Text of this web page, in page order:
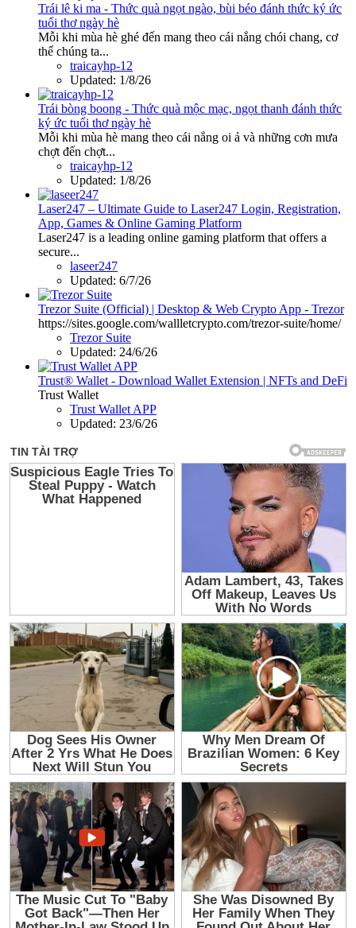
Trái lê ki ma - Thức quà ngọt ngào, bùi béo đánh thức ký ức
tuổi thơ ngày hè
Mỗi khi mùa hè ghé đến mang theo cái nắng chói chang, cơ
thể chúng ta...
traicayhp-12
Updated: 1/8/26
Trái bòng boong - Thức quà mộc mạc, ngọt thanh đánh thức
ký ức tuổi thơ ngày hè
Mỗi khi mùa hè mang theo cái nắng oi ả và những cơn mưa
chợt đến chợt...
traicayhp-12
Updated: 1/8/26
Laser247 – Ultimate Guide to Laser247 Login, Registration,
App, Games & Online Gaming Platform
Laser247 is a leading online gaming platform that offers a
secure...
laseer247
Updated: 6/7/26
Trezor Suite (Official) | Desktop & Web Crypto App - Trezor
https://sites.google.com/wallletcrypto.com/trezor-suite/home/
Trezor Suite
Updated: 24/6/26
Trust® Wallet - Download Wallet Extension | NFTs and DeFi
Trust Wallet
Trust Wallet APP
Updated: 23/6/26